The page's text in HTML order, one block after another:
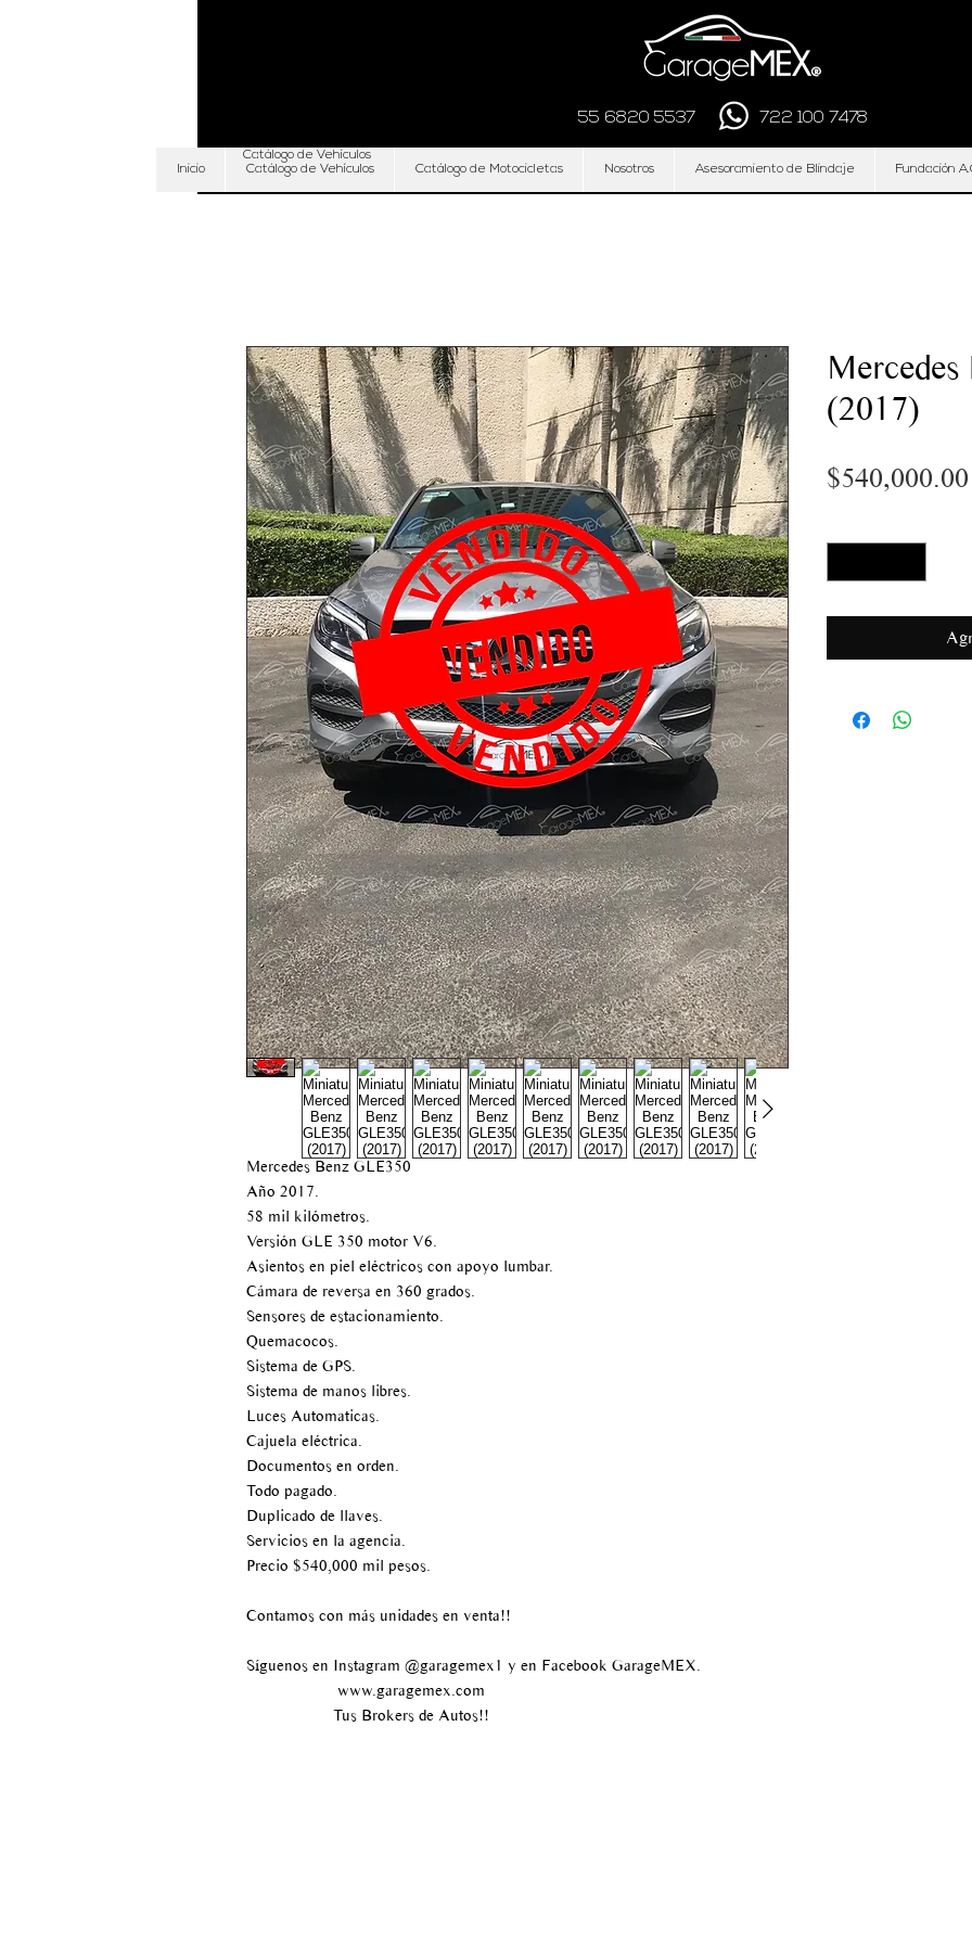
55 6820 5537 722 100 7478
Inicio Catálogo de Vehículos Catálogo de Motocicletas Nosotros Asesoramiento de Blindaje Fundación
Catálogo de Vehículos
Mercedes Benz GLE350
Año 2017.
58 mil kilómetros.
Versión GLE 350 motor V6.
Asientos en piel eléctricos con apoyo lumbar.
Cámara de reversa en 360 grados.
Sensores de estacionamiento.
Quemacocos.
Sistema de GPS.
Sistema de manos libres.
Luces Automaticas.
Cajuela eléctrica.
Documentos en orden.
Todo pagado.
Duplicado de llaves.
Servicios en la agencia.
Precio $540,000 mil pesos.
Contamos con más unidades en venta!!
Síguenos en Instagram @garagemex1 y en Facebook GarageMEX.
www.garagemex.com
Tus Brokers de Autos!!
(2017)
$540,000.00